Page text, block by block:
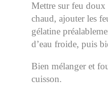
Mettre sur feu doux
chaud, ajouter les
gélatine
d’eau froide, puis
Bien mélanger et
cuisson.